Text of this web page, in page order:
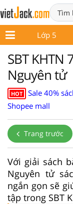
4 Lớp 5
SBT KHTN
Nguyên tử
HOT
Sale 40%
Shopee mall
Trang trước
Với giải sách
Nguyên tử
ngắn gọn sẽ
tập trong SBT